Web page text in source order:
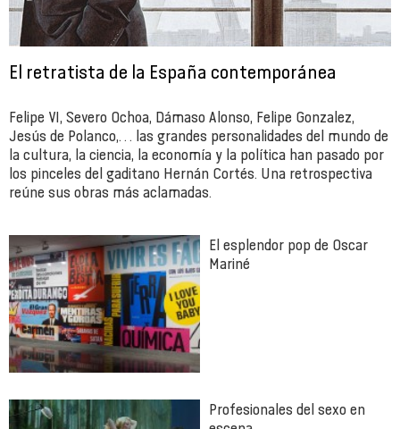
El retratista de la España contemporánea
Felipe VI, Severo Ochoa, Dámaso Alonso, Felipe Gonzalez,
Jesús de Polanco,… las grandes personalidades del mundo de
la cultura, la ciencia, la economía y la política han pasado por
los pinceles del gaditano Hernán Cortés. Una retrospectiva
reúne sus obras más aclamadas.
El esplendor pop de Oscar
Mariné
Profesionales del sexo en